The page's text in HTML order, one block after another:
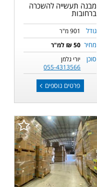
מבנה תעשייה להשכרה
ברחובות
גודל 901 מ"ר
מחיר 50 ₪ למ"ר
סוכן
יורי גלמן
055-4313566
פרטים נוספים